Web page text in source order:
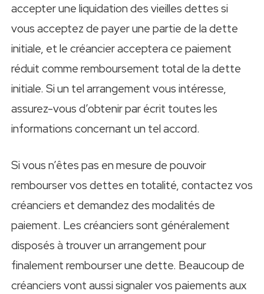
accepter une liquidation des vieilles dettes si
vous acceptez de payer une partie de la dette
initiale, et le créancier acceptera ce paiement
réduit comme remboursement total de la dette
initiale. Si un tel arrangement vous intéresse,
assurez-vous d’obtenir par écrit toutes les
informations concernant un tel accord.
Si vous n’êtes pas en mesure de pouvoir
rembourser vos dettes en totalité, contactez vos
créanciers et demandez des modalités de
paiement. Les créanciers sont généralement
disposés à trouver un arrangement pour
finalement rembourser une dette. Beaucoup de
créanciers vont aussi signaler vos paiements aux